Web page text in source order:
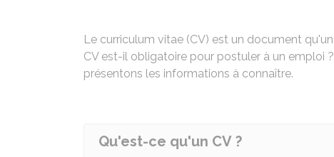
Le curriculum vitae (CV) est un document
CV est-il obligatoire pour postuler à un emploi
présentons les informations à connaître.
Qu'est-ce qu'un CV ?